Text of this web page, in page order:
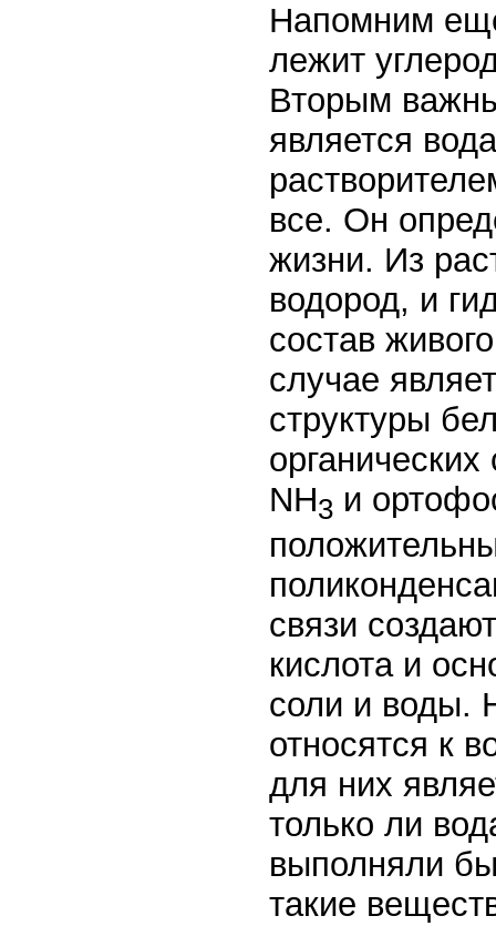
Напомним
лежит
Вторым
является
все. Он
жизни. Из
водород, и
состав
случае
структуры
NH3 и
связи
кислота и
соли и воды.
относятся к
для них
только ли
выполняли
такие